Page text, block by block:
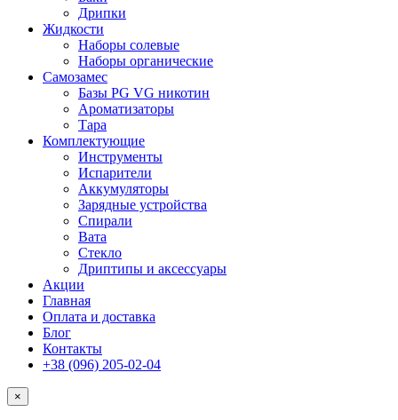
Дрипки
Жидкости
Наборы солевые
Наборы органические
Самозамес
Базы PG VG никотин
Ароматизаторы
Тара
Комплектующие
Инструменты
Испарители
Аккумуляторы
Зарядные устройства
Спирали
Вата
Стекло
Дриптипы и аксессуары
Акции
Главная
Оплата и доставка
Блог
Контакты
+38 (096) 205-02-04
×